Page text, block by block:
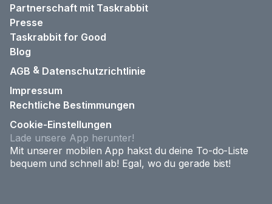
Partnerschaft mit Taskrabbit
Presse
Taskrabbit for Good
Blog
AGB & Datenschutzrichtlinie
Impressum
Rechtliche Bestimmungen
Cookie-Einstellungen
Lade unsere App herunter!
Mit unserer mobilen App hakst du deine To-do-Liste
bequem und schnell ab! Egal, wo du gerade bist!